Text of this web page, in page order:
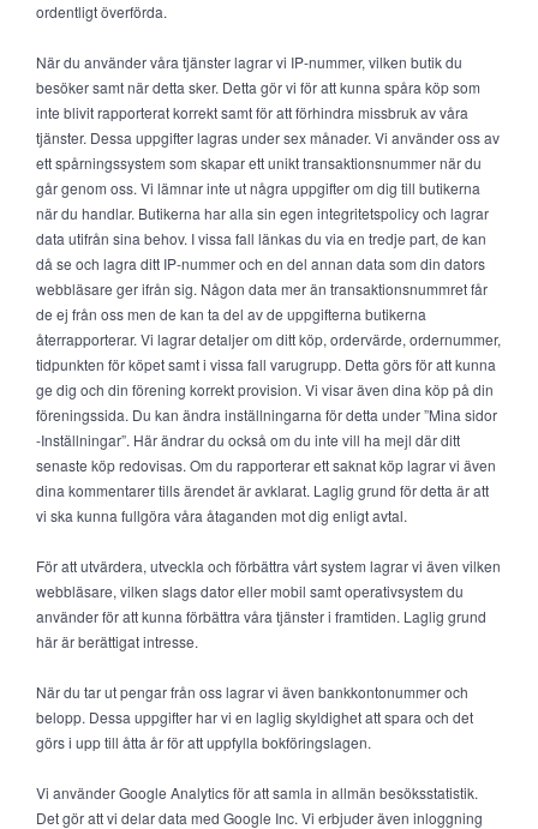
ordentligt överförda.
När du använder våra tjänster lagrar vi IP-nummer, vilken butik du
besöker samt när detta sker. Detta gör vi för att kunna spåra köp som
inte blivit rapporterat korrekt samt för att förhindra missbruk av våra
tjänster. Dessa uppgifter lagras under sex månader. Vi använder oss av
ett spårningssystem som skapar ett unikt transaktionsnummer när du
går genom oss. Vi lämnar inte ut några uppgifter om dig till butikerna
när du handlar. Butikerna har alla sin egen integritetspolicy och lagrar
data utifrån sina behov. I vissa fall länkas du via en tredje part, de kan
då se och lagra ditt IP-nummer och en del annan data som din dators
webbläsare ger ifrån sig. Någon data mer än transaktionsnummret får
de ej från oss men de kan ta del av de uppgifterna butikerna
återrapporterar. Vi lagrar detaljer om ditt köp, ordervärde, ordernummer,
tidpunkten för köpet samt i vissa fall varugrupp. Detta görs för att kunna
ge dig och din förening korrekt provision. Vi visar även dina köp på din
föreningssida. Du kan ändra inställningarna för detta under ”Mina sidor
-Inställningar”. Här ändrar du också om du inte vill ha mejl där ditt
senaste köp redovisas. Om du rapporterar ett saknat köp lagrar vi även
dina kommentarer tills ärendet är avklarat. Laglig grund för detta är att
vi ska kunna fullgöra våra åtaganden mot dig enligt avtal.
För att utvärdera, utveckla och förbättra vårt system lagrar vi även vilken
webbläsare, vilken slags dator eller mobil samt operativsystem du
använder för att kunna förbättra våra tjänster i framtiden. Laglig grund
här är berättigat intresse.
När du tar ut pengar från oss lagrar vi även bankkontonummer och
belopp. Dessa uppgifter har vi en laglig skyldighet att spara och det
görs i upp till åtta år för att uppfylla bokföringslagen.
Vi använder Google Analytics för att samla in allmän besöksstatistik.
Det gör att vi delar data med Google Inc. Vi erbjuder även inloggning